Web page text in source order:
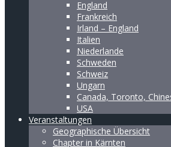
England
Frankreich
Irland – England
Italien
Niederlande
Schweden
Schweiz
Ungarn
Canada, Toronto,
USA
Veranstaltungen
Geographische Übersicht
Chapter in Kärnten